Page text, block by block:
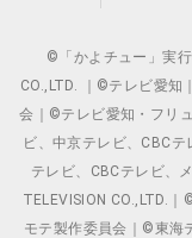
©「かよチュー」実
CO.,LTD. ｜©テレビ愛
会｜©テレビ愛知・フリ
ビ、中京テレビ、CBC
テレビ、CBCテレビ、
TELEVISION CO.,LTD.
モテ製作委員会｜©東海